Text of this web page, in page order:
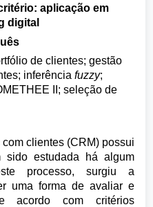
aplicação em
digital
de clientes; gestão
inferênciafuzzy;
II; seleção de
clientes (CRM) possui
estudada há algum
processo, surgiu a
uma forma de avaliar e
acordo com critérios